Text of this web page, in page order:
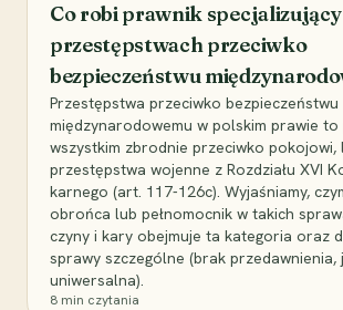
Co robi prawnik specjalizujący
przestępstwach przeciwko
bezpieczeństwu
Przestępstwa przeciwko bezpieczeństwu
międzynarodowemu w polskim prawie to
wszystkim zbrodnie przeciwko
przestępstwa wojenne z Rozdziału XVI
karnego (art. 117-126c). Wyjaśniamy,
obrońca lub pełnomocnik w takich
czyny i kary obejmuje ta kategoria oraz
sprawy szczególne (brak przedawnienia,
uniwersalna).
8 min czytania